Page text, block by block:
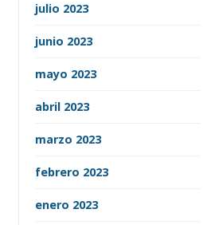
julio 2023
junio 2023
mayo 2023
abril 2023
marzo 2023
febrero 2023
enero 2023